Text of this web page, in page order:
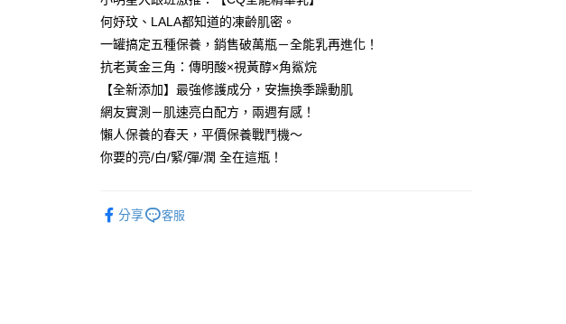
每筆NT$85，滿NT$499(含以上)免運費
7-11取貨付款
每筆NT$85，滿NT$499(含以上)免運費
付款後7-11取貨
每筆NT$85，滿NT$499(含以上)免運費
何妤玟、LALA都知道的凍齡肌密。
一罐搞定五種保養，銷售破萬瓶－全能乳再進化！
抗老黃金三角：傳明酸×視黃醇×角鯊烷
【全新添加】最強修護成分，安撫換季躁動肌
網友實測－肌速亮白配方，兩週有感！
懶人保養的春天，平價保養戰鬥機～
你要的亮/白/緊/彈/潤 全在這瓶！
分享 客服